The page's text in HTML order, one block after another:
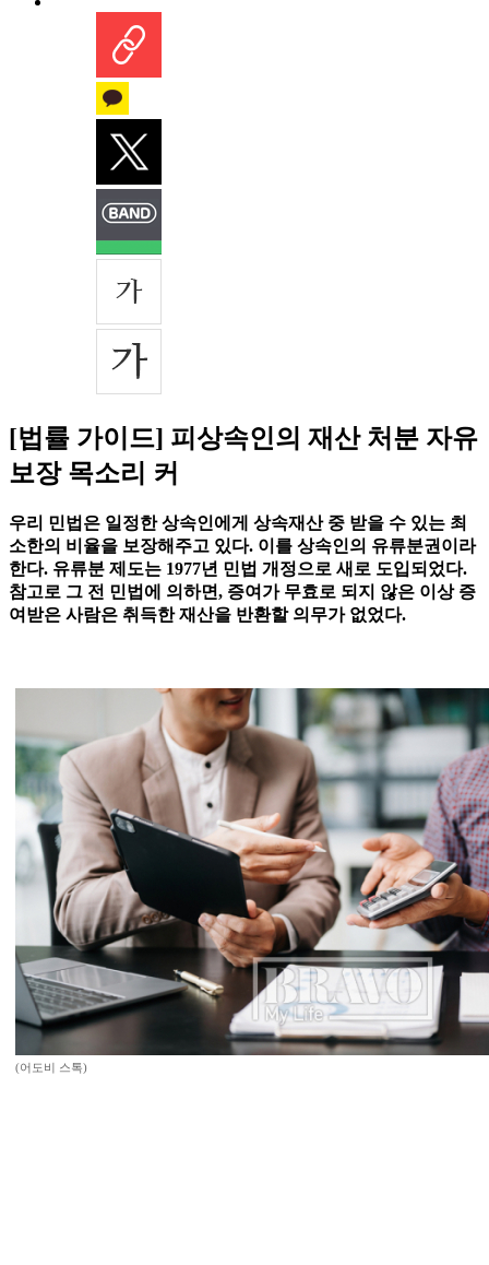
[법률 가이드] 피상속인의 재산 처분 자유
보장 목소리 커
우리 민법은 일정한 상속인에게 상속재산 중 받을 수 있는 최
소한의 비율을 보장해주고 있다. 이를 상속인의 유류분권이라
한다. 유류분 제도는 1977년 민법 개정으로 새로 도입되었다.
참고로 그 전 민법에 의하면, 증여가 무효로 되지 않은 이상 증
여받은 사람은 취득한 재산을 반환할 의무가 없었다.
(어도비 스톡)